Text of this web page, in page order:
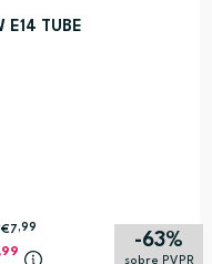
E14 TUBE
-63%
sobre PVPR
€7 ,99
,99